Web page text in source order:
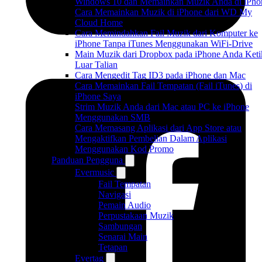
Cara Memainkan Muzik di iPhone dari WD My
Cloud Home
Cara Memindahkan Fail Muzik dari Komputer ke
iPhone Tanpa iTunes Menggunakan WiFi-Drive
Main Muzik dari Dropbox pada iPhone Anda
Luar Talian
Cara Mengedit Tag ID3 pada iPhone dan Mac
Cara Memainkan Fail Tempatan (Fail iTunes) di
iPhone Saya
Strim Muzik Anda dari Mac atau PC ke iPhone
Menggunakan SMB
Cara Memasang Aplikasi dari App Store atau
Mengaktifkan Pembelian Dalam Aplikasi
Menggunakan Kod Promo
Panduan Pengguna
Evermusic
Fail Tempatan
Navigasi
Pemain Audio
Perpustakaan Muzik
Sambungan
Senarai Main
Tetapan
Evertag